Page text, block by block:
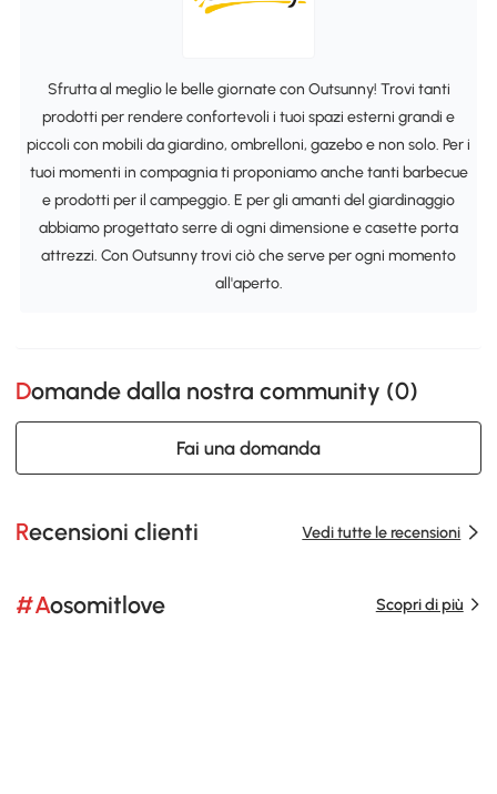
Sfrutta al meglio le belle giornate con Outsunny! Trovi tanti
prodotti per rendere confortevoli i tuoi spazi esterni grandi e
piccoli con mobili da giardino, ombrelloni, gazebo e non solo. Per i
tuoi momenti in compagnia ti proponiamo anche tanti barbecue
e prodotti per il campeggio. E per gli amanti del giardinaggio
abbiamo progettato serre di ogni dimensione e casette porta
attrezzi. Con Outsunny trovi ciò che serve per ogni momento
all'aperto.
Domande dalla nostra community (0)
Fai una domanda
Recensioni clienti Vedi tutte le recensioni
#Aosomitlove Scopri di più